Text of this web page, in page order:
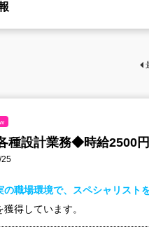
種設計業務◆時給2500
25
職場環境で、スペシャリスト
得しています。